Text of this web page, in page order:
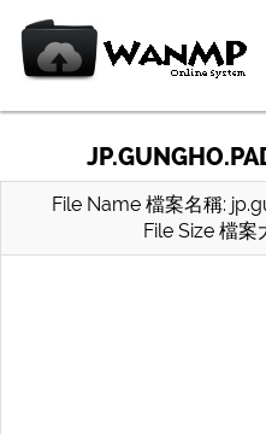
File Name 檔案名稱:
File Size 檔案